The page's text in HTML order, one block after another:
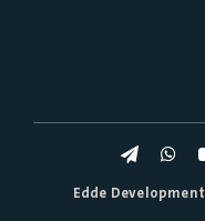
Edde Development